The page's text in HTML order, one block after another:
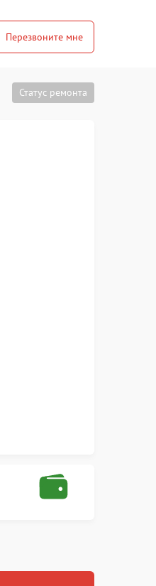
Перезвоните мне
Статус ремонта